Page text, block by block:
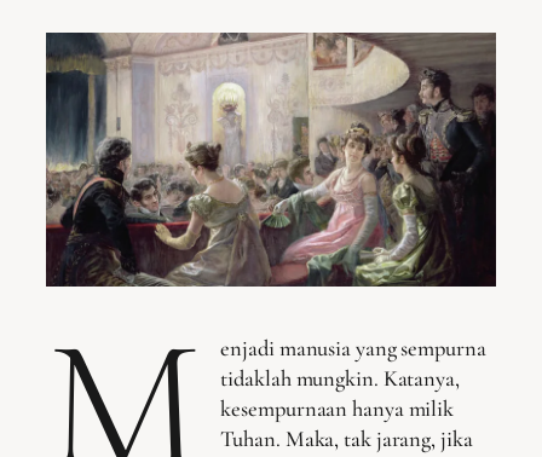
M
enjadi manusia yang sempurna
tidaklah mungkin. Katanya,
kesempurnaan hanya milik
Tuhan. Maka, tak jarang, jika